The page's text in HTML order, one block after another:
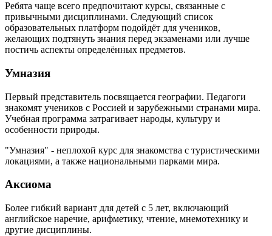
Ребята чаще всего предпочитают курсы, связанные с
привычными дисциплинами. Следующий список
образовательных платформ подойдёт для учеников,
желающих подтянуть знания перед экзаменами или лучше
постичь аспекты определённых предметов.
Умназия
Первый представитель посвящается географии. Педагоги
знакомят учеников с Россией и зарубежными странами мира.
Учебная программа затрагивает народы, культуру и
особенности природы.
"Умназия" - неплохой курс для знакомства с туристическими
локациями, а также национальными парками мира.
Аксиома
Более гибкий вариант для детей с 5 лет, включающий
английское наречие, арифметику, чтение, мнемотехнику и
другие дисциплины.